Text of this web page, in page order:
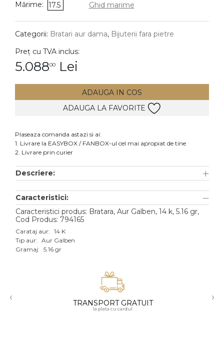
DIAMANTE Vezi toate
Cercei
Accesorii
Aur alb
Aur roz
Aur mixt
18K
Mărime: 17.5 Ghid marime
Categorii: Bratari aur dama, Bijuterii fara pietre
Preț cu TVA inclus:
5.08800 Lei
ADAUGA IN COS
ADAUGA LA FAVORITE
Plaseaza comanda astazi si ai:
1. Livrare la EASYBOX / FANBOX-ul cel mai apropiat de tine
2. Livrare prin curier
Descriere:
Caracteristici:
Caracteristici produs: Bratara, Aur Galben, 14 k, 5.16 gr,
Cod Produs: 794165
Carataj aur: 14 K
Tip aur: Aur Galben
Gramaj: 5.16 gr
‹ TRANSPORT GRATUIT
la plata cu cardul
›